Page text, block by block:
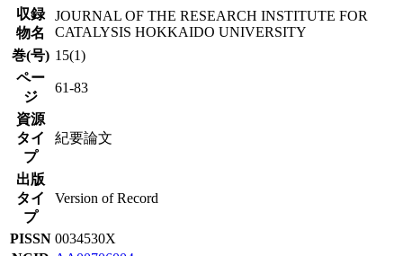
収録
物名
JOURNAL OF THE RESEARCH INSTITUTE FOR
CATALYSIS HOKKAIDO UNIVERSITY
巻(号) 15(1)
ペー
ジ
61-83
資源
タイ
プ
紀要論文
出版
タイ
プ
Version of Record
PISSN 0034530X